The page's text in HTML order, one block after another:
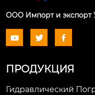
ООО Импорт и экспорт
  
ПРОДУКЦИЯ
Гидравлический